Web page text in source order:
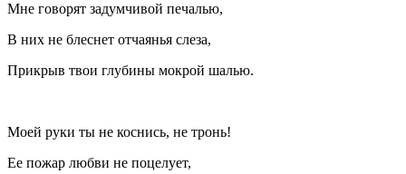
Мне говорят задумчивой печалью,
В них не блеснет отчаянья слеза,
Прикрыв твои глубины мокрой шалью.
Моей руки ты не коснись, не тронь!
Ее пожар любви не поцелует,